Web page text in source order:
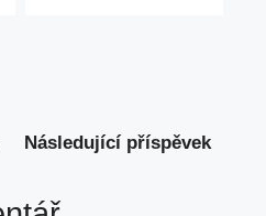
Následující příspěvek